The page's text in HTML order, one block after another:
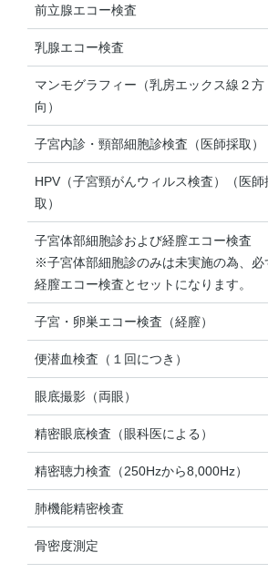
前立腺エコー検査
乳腺エコー検査
マンモグラフィー（乳房エックス線２方
向）
子宮内診・頸部細胞診検査（医師採取）
HPV（子宮頸がんウィルス検査）（医師
取）
子宮体部細胞診および経膣エコー検査
※子宮体部細胞診のみは未実施の為、必
経膣エコー検査とセットになります。
子宮・卵巣エコー検査（経膣）
便潜血検査（１回につき）
眼底撮影（両眼）
精密眼底検査（眼科医による）
精密聴力検査（250Hzから8,000Hz）
肺機能精密検査
骨密度測定